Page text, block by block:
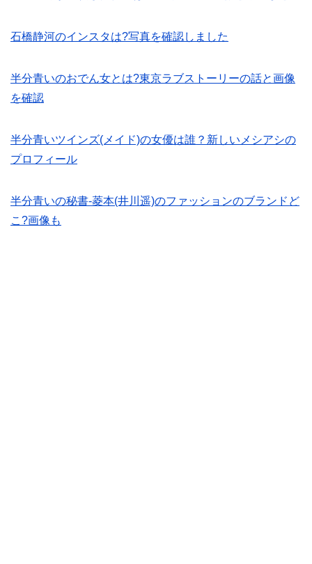
石橋静河のインスタは?写真を確認しました
半分青いのおでん女とは?東京ラブストーリーの話と画像
を確認
半分青いツインズ(メイド)の女優は誰？新しいメシアシの
プロフィール
半分青いの秘書-菱本(井川遥)のファッションのブランドど
こ?画像も